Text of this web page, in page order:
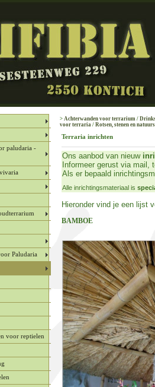
paludaria -
Paludaria
voor reptielen
> Achterwanden voor terrarium /
voor terraria / Rotsen, stenen en
Terraria inrichten
Ons aanbod van nieuw
Informeer gerust via mail,
Als er bepaald
Alle inrichtingsmateriaal is
Hieronder vind je een lijst
BAMBOE